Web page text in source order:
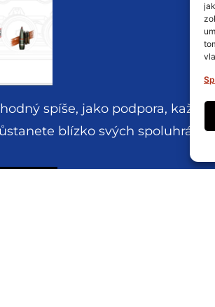
spíše, jako podpora,
blízko svých spoluhráčů.